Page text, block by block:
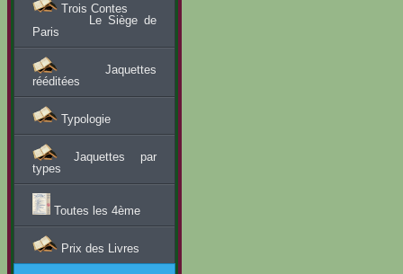
Trois Contes
Le Siège de
Paris
Jaquettes
rééditées
Typologie
Jaquettes par
types
Toutes les 4ème
Prix des Livres